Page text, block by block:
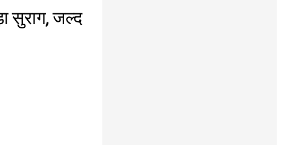
सुराग, जल्द